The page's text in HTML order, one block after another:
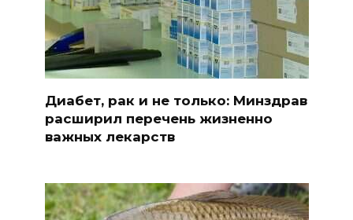
Диабет, рак и не только: Минздрав
расширил перечень жизненно
важных лекарств